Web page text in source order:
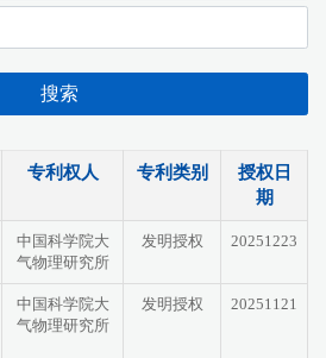
搜索
专利权人 专利类别
授权日
期
中国科学院大
气物理研究所
发明授权 20251223
中国科学院大
气物理研究所
发明授权 20251121